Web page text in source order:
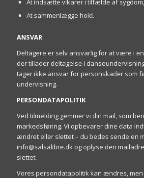
At sammenlægge hold.
ANSVAR
Deltagere er selv ansvarlig for at være i
der tillader deltagelse i
tager ikke ansvar for personskader som
undervisning.
PERSONDATAPOLITIK
Ved tilmelding gemmer vi din mail, som
markedsføring. Vi opbevarer dine data
ændret eller slettet – du bedes sende en
info@salsalibre.dk og oplyse den
slettet.
Vores persondatapolitik kan ændres,